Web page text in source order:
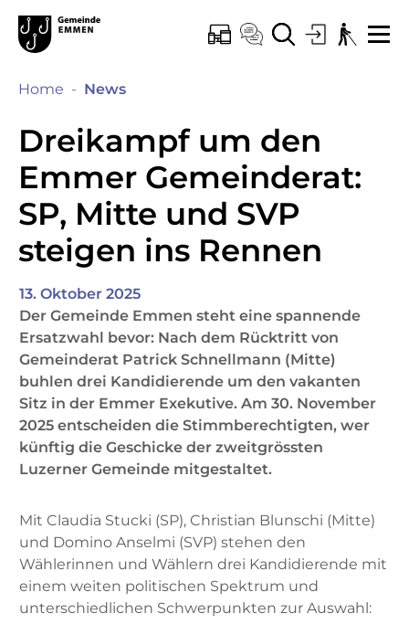
zur Startseite
Direkt zur Hauptnavigation
Direkt zum Inhalt
Direkt zur Suche
Direkt zum Stichwortverzeichnis
KopfzeileEmmen
Hauptnavigation
ONLINE-SCHALTER
KONTAKT
SUCHELOGIN
Hauptinhalt
Home News(ausgewählt)
Dreikampf um den
Emmer Gemeinderat:
SP, Mitte und SVP
steigen ins Rennen
13. Oktober 2025
Der Gemeinde Emmen steht eine spannende
Ersatzwahl bevor: Nach dem Rücktritt von
Gemeinderat Patrick Schnellmann (Mitte)
buhlen drei Kandidierende um den vakanten
Sitz in der Emmer Exekutive. Am 30. November
2025 entscheiden die Stimmberechtigten, wer
künftig die Geschicke der zweitgrössten
Luzerner Gemeinde mitgestaltet.
Mit Claudia Stucki (SP), Christian Blunschi (Mitte)
und Domino Anselmi (SVP) stehen den
Wählerinnen und Wählern drei Kandidierende mit
einem weiten politischen Spektrum und
unterschiedlichen Schwerpunkten zur Auswahl: